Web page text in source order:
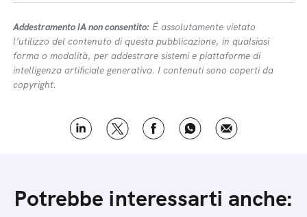
Addestramento IA non consentito: É assolutamente vietato
l’utilizzo del contenuto di questa pubblicazione, in qualsiasi
forma o modalità, per addestrare sistemi e piattaforme di
intelligenza artificiale generativa. I contenuti sono coperti da
copyright.
Potrebbe interessarti anche: